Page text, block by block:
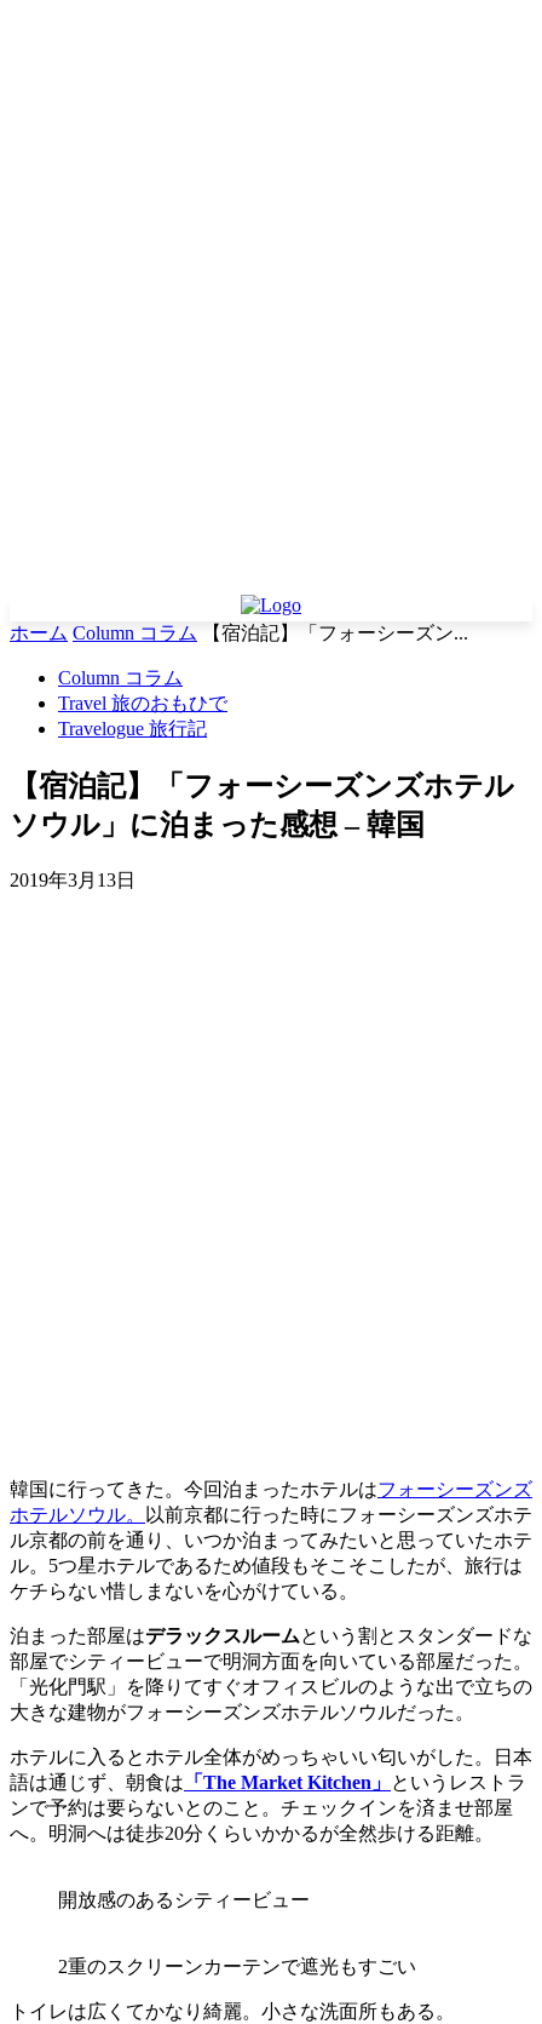
ホーム Column コラム 【宿泊記】「フォーシーズン...
Column コラム
Travel 旅のおもひで
Travelogue 旅行記
【宿泊記】「フォーシーズンズホテル
ソウル」に泊まった感想 – 韓国
2019年3月13日
韓国に行ってきた。今回泊まったホテルはフォーシーズンズ
ホテルソウル。
以前京都に行った時にフォーシーズンズホテ
ル京都の前を通り、いつか泊まってみたいと思っていたホテ
ル。5つ星ホテルであるため値段もそこそこしたが、旅行は
ケチらない惜しまないを心がけている。
泊まった部屋はデラックスルームという割とスタンダードな
部屋でシティービューで明洞方面を向いている部屋だった。
「光化門駅」を降りてすぐオフィスビルのような出で立ちの
大きな建物がフォーシーズンズホテルソウルだった。
ホテルに入るとホテル全体がめっちゃいい匂いがした。日本
語は通じず、朝食は 「The Market Kitchen」 というレストラ
ンで予約は要らないとのこと。チェックインを済ませ部屋
へ。明洞へは徒歩20分くらいかかるが全然歩ける距離。
開放感のあるシティービュー
2重のスクリーンカーテンで遮光もすごい
トイレは広くてかなり綺麗。小さな洗面所もある。